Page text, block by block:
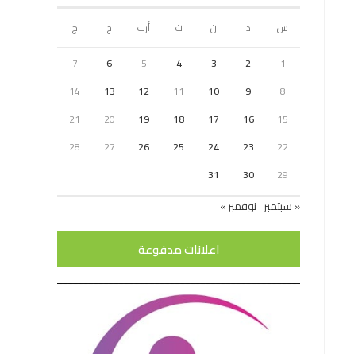
س د ن ث أرب خ
ج
1
2
3
4
5
6
7
8
9
10
11
12
13
14
15
16
17
18
19
20
21
22
23
24
25
26
27
28
29
30
31
« سبتمبر نوفمبر »
اعلانات مدفوعة